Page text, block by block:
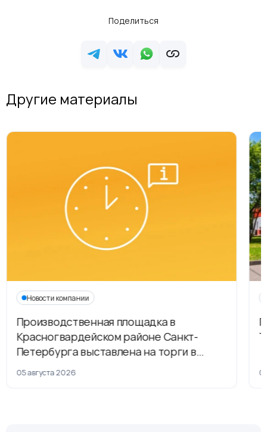
Поделиться
Другие материалы
Новости компании
Производственная площадка в
Красногвардейском районе Санкт-
Петербурга выставлена на торги в
рамках приватизации
05 августа 2026